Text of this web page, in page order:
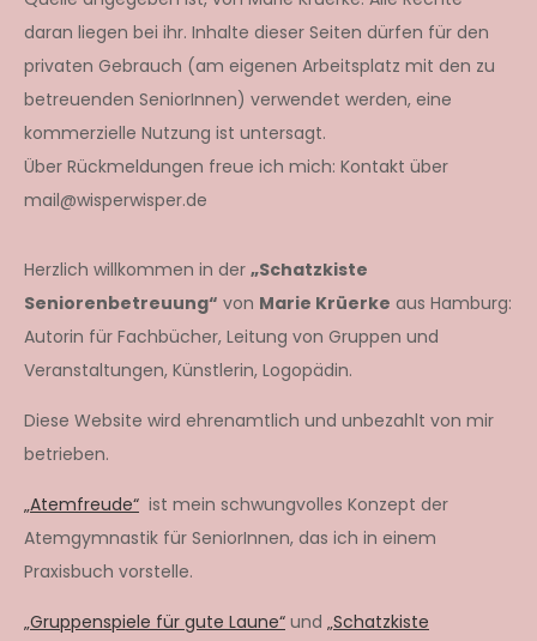
daran liegen bei ihr. Inhalte dieser Seiten dürfen für den
privaten Gebrauch (am eigenen Arbeitsplatz mit den zu
betreuenden SeniorInnen) verwendet werden, eine
kommerzielle Nutzung ist untersagt.
Über Rückmeldungen freue ich mich: Kontakt über
mail@wisperwisper.de
Herzlich willkommen in der „Schatzkiste
Seniorenbetreuung“ von Marie Krüerke aus Hamburg:
Autorin für Fachbücher, Leitung von Gruppen und
Veranstaltungen, Künstlerin, Logopädin.
Diese Website wird ehrenamtlich und unbezahlt von mir
betrieben.
„Atemfreude“ ist mein schwungvolles Konzept der
Atemgymnastik für SeniorInnen, das ich in einem
Praxisbuch vorstelle.
„Gruppenspiele für gute Laune“ und „Schatzkiste